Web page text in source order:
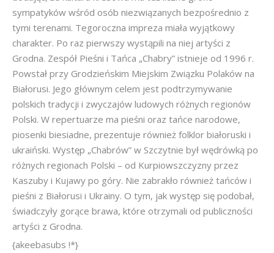
sympatyków wśród osób niezwiązanych bezpośrednio z
tymi terenami. Tegoroczna impreza miała wyjątkowy
charakter. Po raz pierwszy wystąpili na niej artyści z
Grodna. Zespół Pieśni i Tańca „Chabry” istnieje od 1996 r.
Powstał przy Grodzieńskim Miejskim Związku Polaków na
Białorusi. Jego głównym celem jest podtrzymywanie
polskich tradycji i zwyczajów ludowych różnych regionów
Polski. W repertuarze ma pieśni oraz tańce narodowe,
piosenki biesiadne, prezentuje również folklor białoruski i
ukraiński. Występ „Chabrów” w Szczytnie był wędrówką po
różnych regionach Polski – od Kurpiowszczyzny przez
Kaszuby i Kujawy po góry. Nie zabrakło również tańców i
pieśni z Białorusi i Ukrainy. O tym, jak występ się podobał,
świadczyły gorące brawa, które otrzymali od publiczności
artyści z Grodna.
{akeebasubs !*}